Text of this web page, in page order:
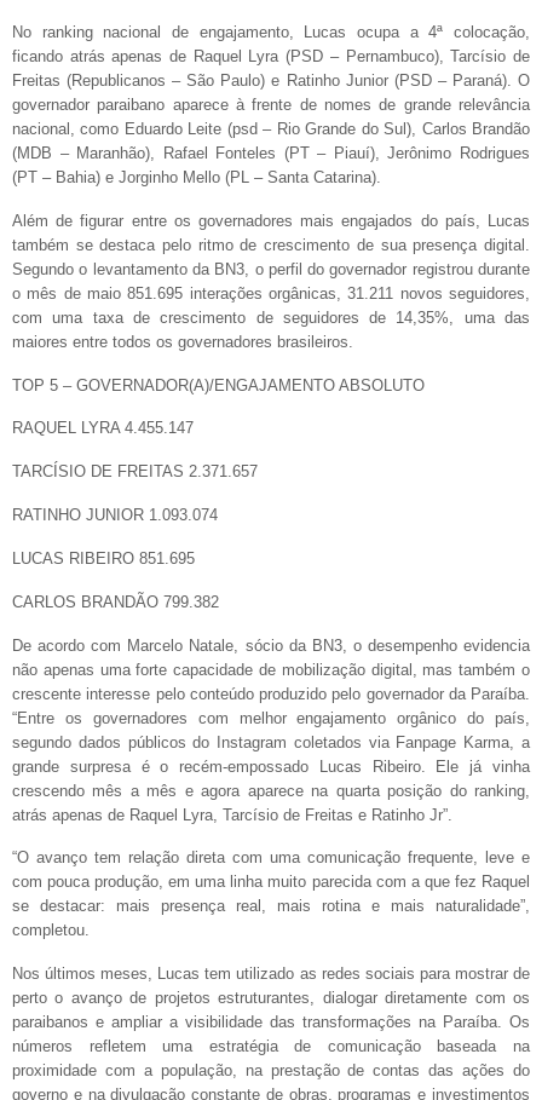
No ranking nacional de engajamento, Lucas ocupa a 4ª colocação,
ficando atrás apenas de Raquel Lyra (PSD – Pernambuco), Tarcísio de
Freitas (Republicanos – São Paulo) e Ratinho Junior (PSD – Paraná). O
governador paraibano aparece à frente de nomes de grande relevância
nacional, como Eduardo Leite (psd – Rio Grande do Sul), Carlos Brandão
(MDB – Maranhão), Rafael Fonteles (PT – Piauí), Jerônimo Rodrigues
(PT – Bahia) e Jorginho Mello (PL – Santa Catarina).
Além de figurar entre os governadores mais engajados do país, Lucas
também se destaca pelo ritmo de crescimento de sua presença digital.
Segundo o levantamento da BN3, o perfil do governador registrou durante
o mês de maio 851.695 interações orgânicas, 31.211 novos seguidores,
com uma taxa de crescimento de seguidores de 14,35%, uma das
maiores entre todos os governadores brasileiros.
TOP 5 – GOVERNADOR(A)/ENGAJAMENTO ABSOLUTO
RAQUEL LYRA 4.455.147
TARCÍSIO DE FREITAS 2.371.657
RATINHO JUNIOR 1.093.074
LUCAS RIBEIRO 851.695
CARLOS BRANDÃO 799.382
De acordo com Marcelo Natale, sócio da BN3, o desempenho evidencia
não apenas uma forte capacidade de mobilização digital, mas também o
crescente interesse pelo conteúdo produzido pelo governador da Paraíba.
“Entre os governadores com melhor engajamento orgânico do país,
segundo dados públicos do Instagram coletados via Fanpage Karma, a
grande surpresa é o recém-empossado Lucas Ribeiro. Ele já vinha
crescendo mês a mês e agora aparece na quarta posição do ranking,
atrás apenas de Raquel Lyra, Tarcísio de Freitas e Ratinho Jr”.
“O avanço tem relação direta com uma comunicação frequente, leve e
com pouca produção, em uma linha muito parecida com a que fez Raquel
se destacar: mais presença real, mais rotina e mais naturalidade”,
completou.
Nos últimos meses, Lucas tem utilizado as redes sociais para mostrar de
perto o avanço de projetos estruturantes, dialogar diretamente com os
paraibanos e ampliar a visibilidade das transformações na Paraíba. Os
números refletem uma estratégia de comunicação baseada na
proximidade com a população, na prestação de contas das ações do
governo e na divulgação constante de obras, programas e investimentos